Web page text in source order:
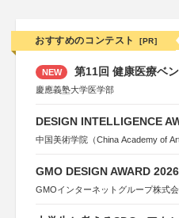
おすすめのコンテスト [PR]
NEW 第11回 健康医療ベ
慶應義塾大学医学部
DESIGN INTELLIGENCE
中国美術学院（China Academy of Art
GMO DESIGN AWARD 2026
GMOインターネットグループ株式